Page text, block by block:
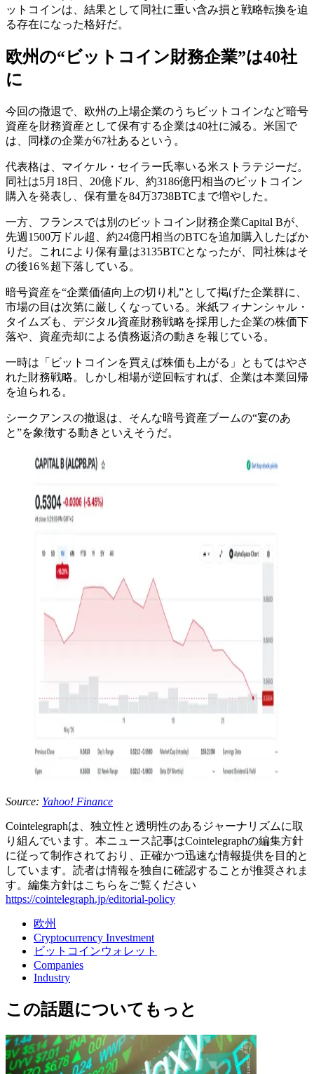
ットコインは、結果として同社に重い含み損と戦略転換を迫
る存在になった格好だ。
欧州の“ビットコイン財務企業”は40社
に
今回の撤退で、欧州の上場企業のうちビットコインなど暗号
資産を財務資産として保有する企業は40社に減る。米国で
は、同様の企業が67社あるという。
代表格は、マイケル・セイラー氏率いる米ストラテジーだ。
同社は5月18日、20億ドル、約3186億円相当のビットコイン
購入を発表し、保有量を84万3738BTCまで増やした。
一方、フランスでは別のビットコイン財務企業Capital Bが、
先週1500万ドル超、約24億円相当のBTCを追加購入したばか
りだ。これにより保有量は3135BTCとなったが、同社株はそ
の後16％超下落している。
暗号資産を“企業価値向上の切り札”として掲げた企業群に、
市場の目は次第に厳しくなっている。米紙フィナンシャル・
タイムズも、デジタル資産財務戦略を採用した企業の株価下
落や、資産売却による債務返済の動きを報じている。
一時は「ビットコインを買えば株価も上がる」ともてはやさ
れた財務戦略。しかし相場が逆回転すれば、企業は本業回帰
を迫られる。
シークアンスの撤退は、そんな暗号資産ブームの“宴のあ
と”を象徴する動きといえそうだ。
Source: Yahoo! Finance
Cointelegraphは、独立性と透明性のあるジャーナリズムに取
り組んでいます。本ニュース記事はCointelegraphの編集方針
に従って制作されており、正確かつ迅速な情報提供を目的と
しています。読者は情報を独自に確認することが推奨されま
す。編集方針はこちらをご覧ください
https://cointelegraph.jp/editorial-policy
欧州
Cryptocurrency Investment
ビットコインウォレット
Companies
Industry
この話題についてもっと